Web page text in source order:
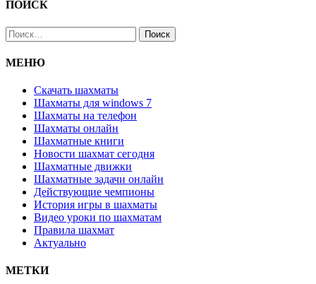
ПОИСК
Найти:
МЕНЮ
Скачать шахматы
Шахматы для windows 7
Шахматы на телефон
Шахматы онлайн
Шахматные книги
Новости шахмат сегодня
Шахматные движки
Шахматные задачи онлайн
Действующие чемпионы
История игры в шахматы
Видео уроки по шахматам
Правила шахмат
Актуально
МЕТКИ